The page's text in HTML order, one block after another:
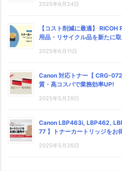
2025年6月24日
【コスト削減に最適】
用品・リサイクル品を新たに
2025年6月11日
Canon 対応トナー【 CRG-
質・高コスパで業務効率UP!
2025年5月29日
Canon LBP463i, LBP462,
77 】トナーカートリッジをお
2025年5月26日